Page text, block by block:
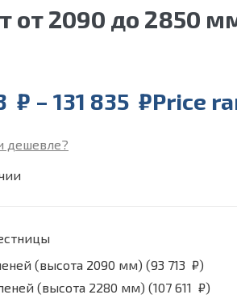
2090 до 2850
₽ – 131 835 ₽Price
дешевле?
(высота 2090 мм) (93 713 ₽)
(высота 2280 мм) (107 611 ₽)